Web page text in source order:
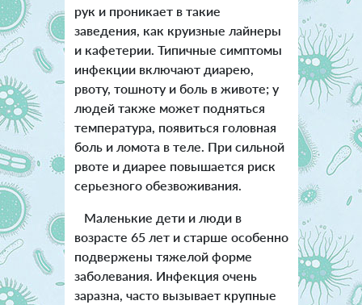
рук и проникает в такие
заведения, как круизные лайнеры
и кафетерии. Типичные симптомы
инфекции включают диарею,
рвоту, тошноту и боль в животе; у
людей также может подняться
температура, появиться головная
боль и ломота в теле. При сильной
рвоте и диарее повышается риск
серьезного обезвоживания.
Маленькие дети и люди в
возрасте 65 лет и старше особенно
подвержены тяжелой форме
заболевания. Инфекция очень
заразна, часто вызывает крупные